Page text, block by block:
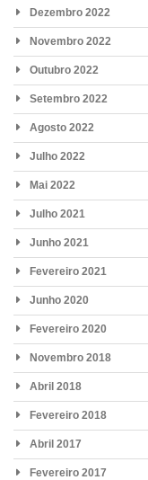
Dezembro 2022
Novembro 2022
Outubro 2022
Setembro 2022
Agosto 2022
Julho 2022
Mai 2022
Julho 2021
Junho 2021
Fevereiro 2021
Junho 2020
Fevereiro 2020
Novembro 2018
Abril 2018
Fevereiro 2018
Abril 2017
Fevereiro 2017